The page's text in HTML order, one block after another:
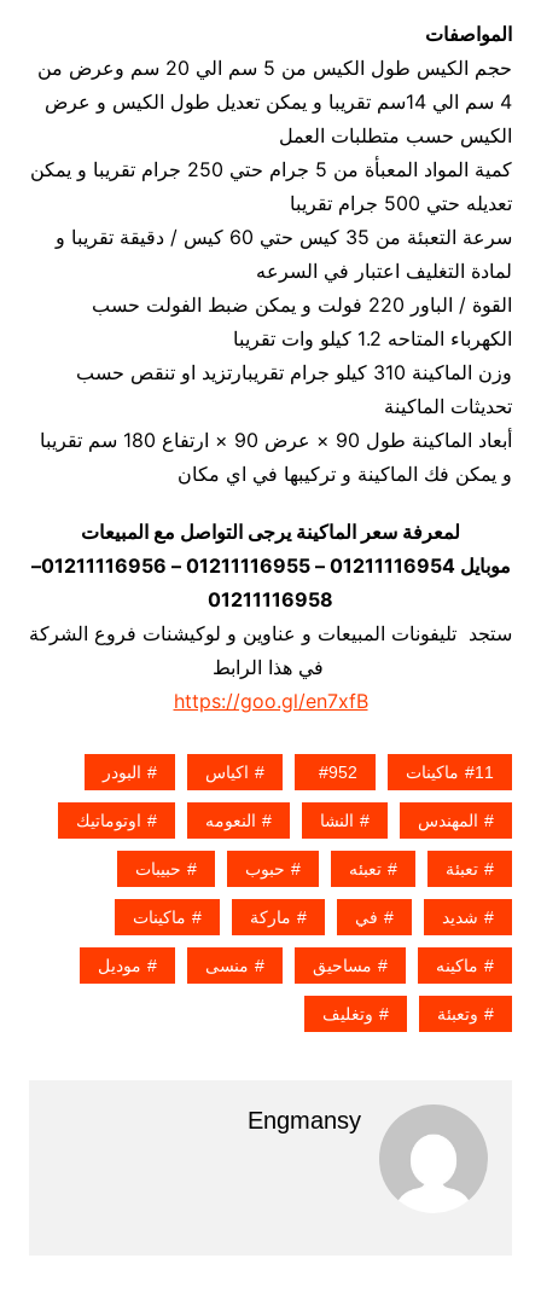
المواصفات
حجم الكيس طول الكيس من 5 سم الي 20 سم وعرض من
4 سم الي 14سم تقريبا و يمكن تعديل طول الكيس و عرض
الكيس حسب متطلبات العمل
كمية المواد المعبأة من 5 جرام حتي 250 جرام تقريبا و يمكن
تعديله حتي 500 جرام تقريبا
سرعة التعبئة من 35 كيس حتي 60 كيس / دقيقة تقريبا و
لمادة التغليف اعتبار في السرعه
القوة / الباور 220 فولت و يمكن ضبط الفولت حسب
الكهرباء المتاحه 1.2 كيلو وات تقريبا
وزن الماكينة 310 كيلو جرام تقريبارتزيد او تنقص حسب
تحديثات الماكينة
أبعاد الماكينة طول 90 × عرض 90 × ارتفاع 180 سم تقريبا
و يمكن فك الماكينة و تركيبها في اي مكان
لمعرفة سعر الماكينة يرجى التواصل مع المبيعات
موبايل 01211116954 – 01211116955 – 01211116956–
01211116958
ستجد تليفونات المبيعات و عناوين و لوكيشنات فروع الشركة
في هذا الرابط
https://goo.gl/en7xfB
11ماكينات 952 اكياس البودر
المهندس النشا النعومه اوتوماتيك
تعبئة تعبئه حبوب حبيبات
شديد في ماركة ماكينات
ماكينه مساحيق منسى موديل
وتعبئة وتغليف
Engmansy